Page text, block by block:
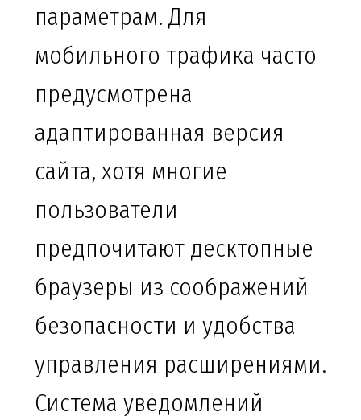
параметрам. Для
мобильного трафика часто
предусмотрена
адаптированная версия
сайта, хотя многие
пользователи
предпочитают десктопные
браузеры из соображений
безопасности и удобства
управления расширениями.
Система уведомлений